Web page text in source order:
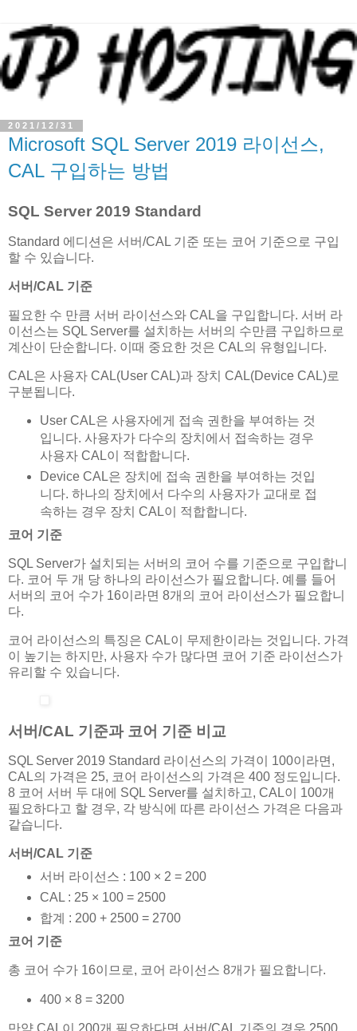
2021/12/31
Microsoft SQL Server 2019 라이선스,
CAL 구입하는 방법
SQL Server 2019 Standard
Standard 에디션은 서버/CAL 기준 또는 코어 기준으로 구입
할 수 있습니다.
서버/CAL 기준
필요한 수 만큼 서버 라이선스와 CAL을 구입합니다. 서버 라
이선스는 SQL Server를 설치하는 서버의 수만큼 구입하므로
계산이 단순합니다. 이때 중요한 것은 CAL의 유형입니다.
CAL은 사용자 CAL(User CAL)과 장치 CAL(Device CAL)로
구분됩니다.
User CAL은 사용자에게 접속 권한을 부여하는 것
입니다. 사용자가 다수의 장치에서 접속하는 경우
사용자 CAL이 적합합니다.
Device CAL은 장치에 접속 권한을 부여하는 것입
니다. 하나의 장치에서 다수의 사용자가 교대로 접
속하는 경우 장치 CAL이 적합합니다.
코어 기준
SQL Server가 설치되는 서버의 코어 수를 기준으로 구입합니
다. 코어 두 개 당 하나의 라이선스가 필요합니다. 예를 들어
서버의 코어 수가 16이라면 8개의 코어 라이선스가 필요합니
다.
코어 라이선스의 특징은 CAL이 무제한이라는 것입니다. 가격
이 높기는 하지만, 사용자 수가 많다면 코어 기준 라이선스가
유리할 수 있습니다.
서버/CAL 기준과 코어 기준 비교
SQL Server 2019 Standard 라이선스의 가격이 100이라면,
CAL의 가격은 25, 코어 라이선스의 가격은 400 정도입니다.
8 코어 서버 두 대에 SQL Server를 설치하고, CAL이 100개
필요하다고 할 경우, 각 방식에 따른 라이선스 가격은 다음과
같습니다.
서버/CAL 기준
서버 라이선스 : 100 × 2 = 200
CAL : 25 × 100 = 2500
합계 : 200 + 2500 = 2700
코어 기준
총 코어 수가 16이므로, 코어 라이선스 8개가 필요합니다.
400 × 8 = 3200